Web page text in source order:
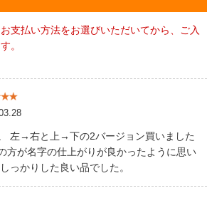
支払い方法をお選びいただいてから、ご入
。
左→右と上→下の2バージョン買いました
方が名字の仕上がりが良かったように思い
っかりした良い品でした。